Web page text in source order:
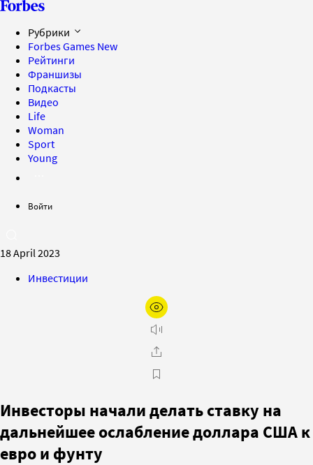
Рубрики
Forbes Games New
Рейтинги
Франшизы
Подкасты
Видео
Life
Woman
Sport
Young
Войти
18 April 2023
Инвестиции
Инвесторы начали делать ставку на
дальнейшее ослабление доллара США к
евро и фунту